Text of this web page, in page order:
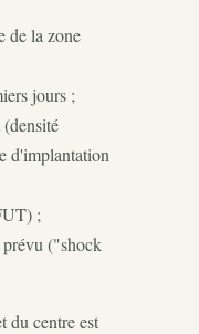
de la zone
jours ;
d'implantation
;
prévu ("shock
du centre est